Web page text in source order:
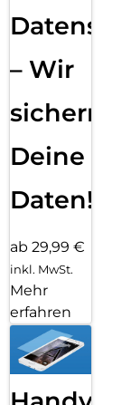
– Wir
sichern
Deine
Daten!
ab 29,99 €
inkl. MwSt.
Mehr
erfahren